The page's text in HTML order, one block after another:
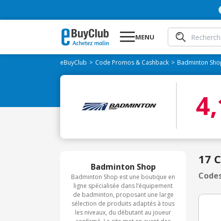
MENU
eBuyClub Code Promos & Cashback Badminton
Badminton Shop
Badminton Shop est une boutique en
ligne spécialisée dans l’équipement
de badminton, proposant une large
sélection de produits adaptés à tous
les niveaux, du débutant au joueur
17